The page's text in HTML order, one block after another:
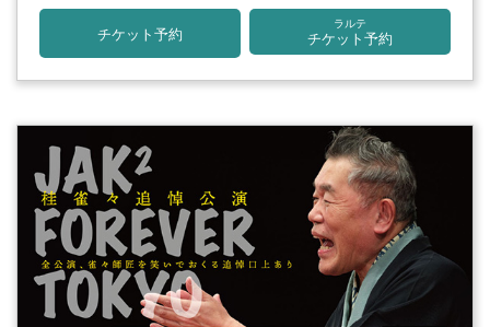
チケット予約
ラルテ
チケット予約